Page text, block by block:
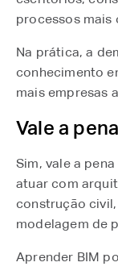
processos mais
Na prática, a
conhecimento
mais empresas
Vale a
Sim, vale a
atuar com
construção
modelagem de
Aprender BIM